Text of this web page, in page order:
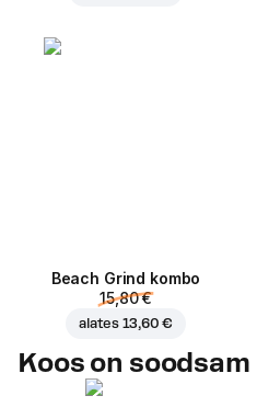
Beach Grind kombo
15,80 €
alates 13,60 €
Koos on soodsam